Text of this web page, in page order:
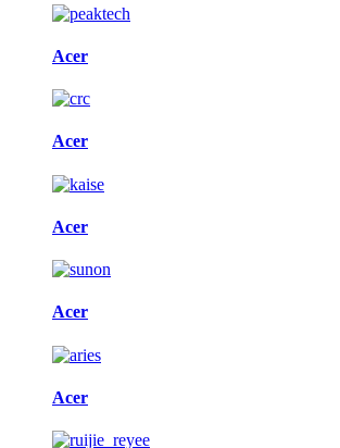
Acer
Acer
Acer
Acer
Acer